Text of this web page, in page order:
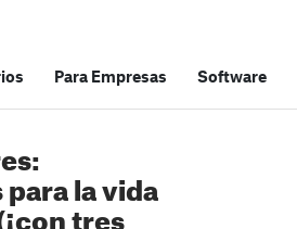
Para Empresas Software
la vida
tres